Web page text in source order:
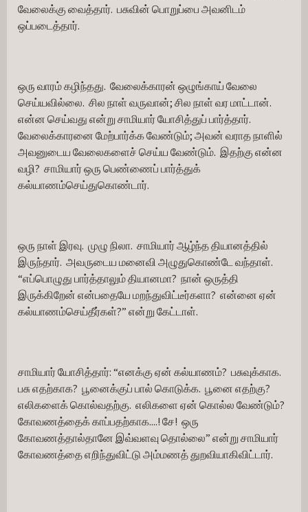
வேலைக்கு வைத்தார்.  பசுவின் பொறுப்பை அவனிடம்
ஒப்படைத்தார்.
ஒரு வாரம் கழிந்தது.  வேலைக்காரன் ஒழுங்காய் வேலை
செய்யவில்லை.  சில நாள் வருவான்; சில நாள் வர மாட்டான்.
என்ன செய்வது என்று சாமியார் யோசித்துப் பார்த்தார்.
வேலைக்காரனை மேற்பார்க்க வேண்டும்; அவன் வராத நாளில்
அவனுடைய வேலைகளைச் செய்ய வேண்டும்.  இதற்கு என்ன
வழி?  சாமியார் ஒரு பெண்ணைப் பார்த்துக்
கல்யாணம்செய்துகொண்டார்.
ஒரு நாள் இரவு.  முழு நிலா.  சாமியார் ஆழ்ந்த தியானத்தில்
இருந்தார்.  அவருடைய மனைவி அழுதுகொண்டே வந்தாள்.
“எப்பொழுது பார்த்தாலும் தியானமா?  நான் ஒருத்தி
இருக்கிறேன் என்பதையே மறந்துவிட்டீர்களா?  என்னை ஏன்
கல்யாணம்செய்தீர்கள்?” என்று கேட்டாள்.
சாமியார் யோசித்தார்: “எனக்கு ஏன் கல்யாணம்?  பசுவுக்காக.
பசு எதற்காக?  பூனைக்குப் பால் கொடுக்க.  பூனை எதற்கு?
எலிகளைக் கொல்வதற்கு.  எலிகளை ஏன் கொல்ல வேண்டும்?
கோவணத்தைக் காப்பதற்காக....! சே!  ஒரு
கோவணத்தால்தானே இவ்வளவு தொல்லை” என்று சாமியார்
கோவணத்தை எறிந்துவிட்டு அம்மணத் துறவியாகிவிட்டார்.